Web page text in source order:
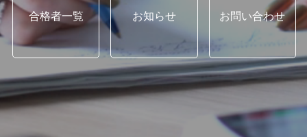
合格者一覧 お知らせ お問い合わせ